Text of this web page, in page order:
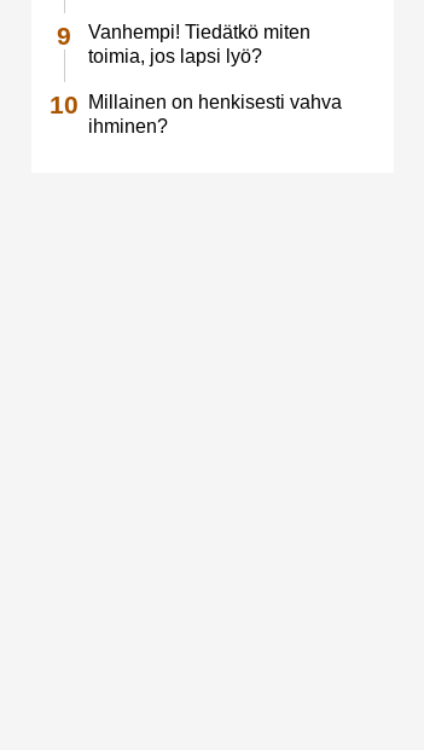
Vanhempi! Tiedätkö miten
toimia, jos lapsi lyö?
Millainen on henkisesti vahva
ihminen?